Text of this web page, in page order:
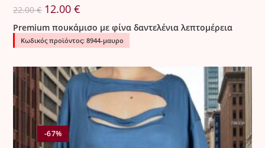
22.00€ Original
price
was:
22.00 €.
12.00€
τιμή
είναι:
12.00 €.
Premium πουκάμισο με φίνα δαντελένια λεπτομέρεια
Κωδικός προϊόντος: 8944-μαυρο
-67%